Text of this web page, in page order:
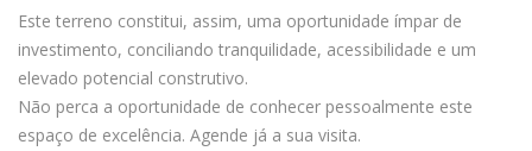
Este terreno constitui, assim, uma oportunidade ímpar de
investimento, conciliando tranquilidade, acessibilidade e um
elevado potencial construtivo.
Não perca a oportunidade de conhecer pessoalmente este
espaço de excelência. Agende já a sua visita.